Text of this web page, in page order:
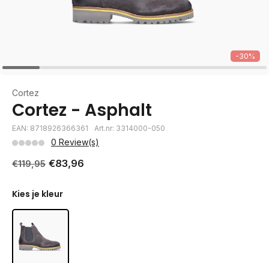
-30%
Cortez
Cortez - Asphalt
EAN: 8718926366361 Art.nr: 3314000-050
0 Review(s)
€119,95 €83,96
Kies je kleur